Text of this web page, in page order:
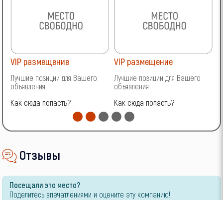
VIP размещение
Лучшие позиции для Вашего
объявления
Как сюда попасть?
VIP размещение
Лучшие позиции для Вашего
объявления
Как сюда попасть?
Отзывы
Посещали это место?
Поделитесь впечатлениями и оцените эту компанию!